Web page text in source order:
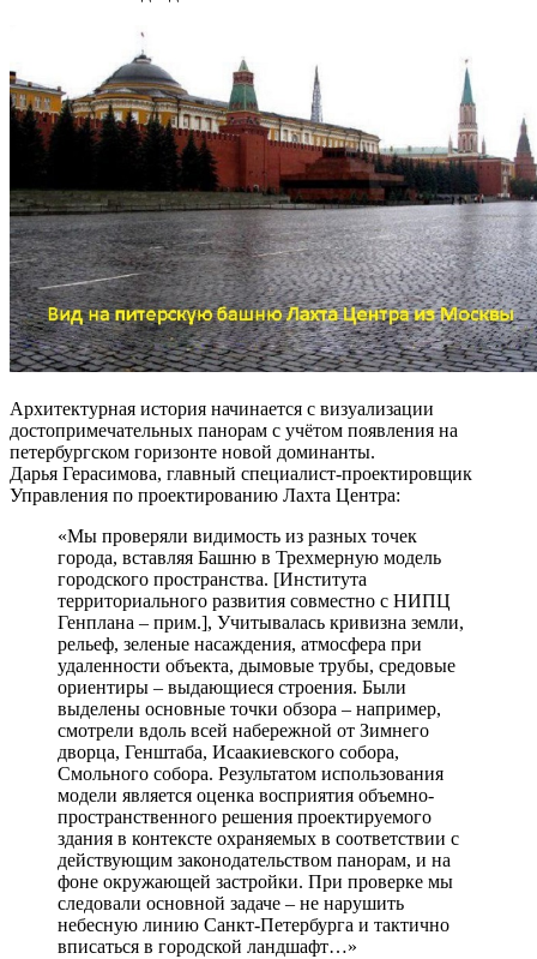
Архитектурная история начинается с визуализации
достопримечательных панорам с учётом появления на
петербургском горизонте новой доминанты.
Дарья Герасимова, главный специалист-проектировщик
Управления по проектированию Лахта Центра:
«Мы проверяли видимость из разных точек
города, вставляя Башню в Трехмерную модель
городского пространства. [Института
территориального развития совместно с НИПЦ
Генплана – прим.], Учитывалась кривизна земли,
рельеф, зеленые насаждения, атмосфера при
удаленности объекта, дымовые трубы, средовые
ориентиры – выдающиеся строения. Были
выделены основные точки обзора – например,
смотрели вдоль всей набережной от Зимнего
дворца, Генштаба, Исаакиевского собора,
Смольного собора. Результатом использования
модели является оценка восприятия объемно-
пространственного решения проектируемого
здания в контексте охраняемых в соответствии с
действующим законодательством панорам, и на
фоне окружающей застройки. При проверке мы
следовали основной задаче – не нарушить
небесную линию Санкт-Петербурга и тактично
вписаться в городской ландшафт…»